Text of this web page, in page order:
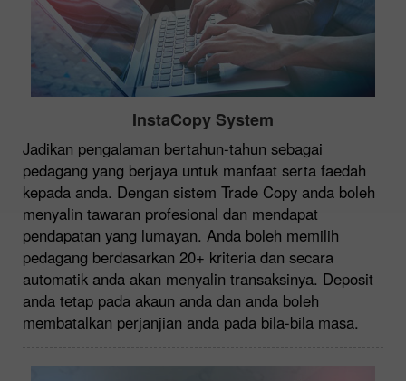
InstaCopy System
Jadikan pengalaman bertahun-tahun sebagai
pedagang yang berjaya untuk manfaat serta faedah
kepada anda. Dengan sistem Trade Copy anda boleh
menyalin tawaran profesional dan mendapat
pendapatan yang lumayan. Anda boleh memilih
pedagang berdasarkan 20+ kriteria dan secara
automatik anda akan menyalin transaksinya. Deposit
anda tetap pada akaun anda dan anda boleh
membatalkan perjanjian anda pada bila-bila masa.